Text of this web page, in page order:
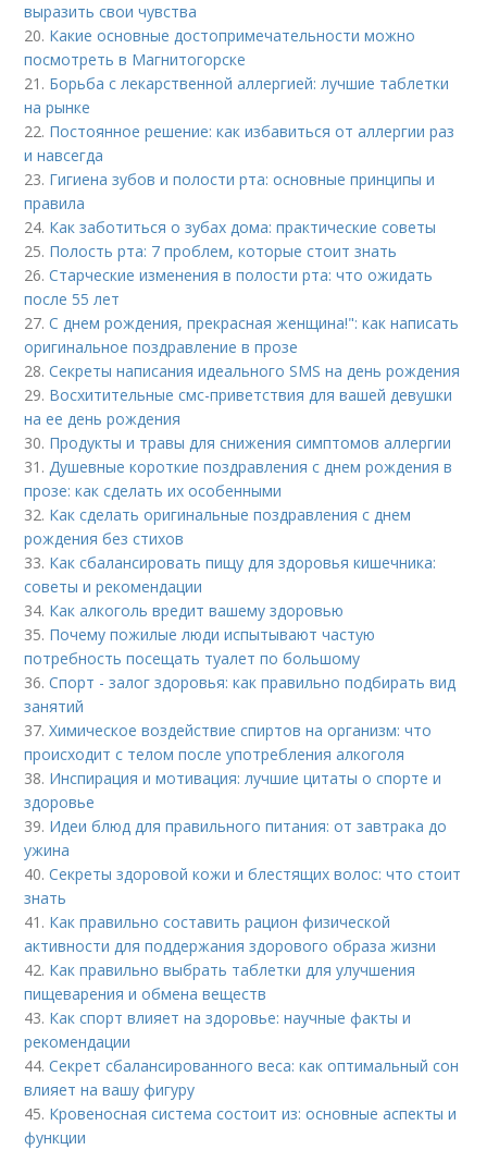
выразить свои чувства
20. Какие основные достопримечательности можно
посмотреть в Магнитогорске
21. Борьба с лекарственной аллергией: лучшие таблетки
на рынке
22. Постоянное решение: как избавиться от аллергии раз
и навсегда
23. Гигиена зубов и полости рта: основные принципы и
правила
24. Как заботиться о зубах дома: практические советы
25. Полость рта: 7 проблем, которые стоит знать
26.Старческие изменения в полости рта: что ожидать
после 55 лет
27.С днем рождения, прекрасная женщина!": как написать
оригинальное поздравление в прозе
28.Секреты написания идеального SMS на день рождения
29. Восхитительные смс-приветствия для вашей девушки
на ее день рождения
30. Продукты и травы для снижения симптомов аллергии
31.Душевные короткие поздравления с днем рождения в
прозе: как сделать их особенными
32. Как сделать оригинальные поздравления с днем
рождения без стихов
33. Как сбалансировать пищу для здоровья кишечника:
советы и рекомендации
34. Как алкоголь вредит вашему здоровью
35. Почему пожилые люди испытывают частую
потребность посещать туалет по большому
36.Спорт - залог здоровья: как правильно подбирать вид
занятий
37.Химическое воздействие спиртов на организм: что
происходит с телом после употребления алкоголя
38. Инспирация и мотивация: лучшие цитаты о спорте и
здоровье
39. Идеи блюд для правильного питания: от завтрака до
ужина
40.Секреты здоровой кожи и блестящих волос: что стоит
знать
41. Как правильно составить рацион физической
активности для поддержания здорового образа жизни
42. Как правильно выбрать таблетки для улучшения
пищеварения и обмена веществ
43. Как спорт влияет на здоровье: научные факты и
рекомендации
44.Секрет сбалансированного веса: как оптимальный сон
влияет на вашу фигуру
45. Кровеносная система состоит из: основные аспекты и
функции